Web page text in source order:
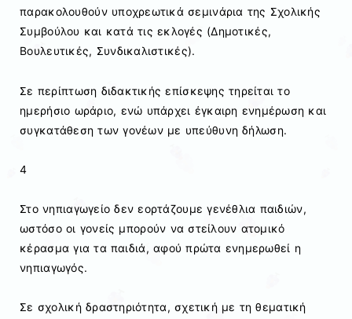
παρακολουθούν υποχρεωτικά σεμινάρια της Σχολικής
Συμβούλου και κατά τις εκλογές (Δημοτικές,
Βουλευτικές, Συνδικαλιστικές).
Σε περίπτωση διδακτικής επίσκεψης τηρείται το
ημερήσιο ωράριο, ενώ υπάρχει έγκαιρη ενημέρωση και
συγκατάθεση των γονέων με υπεύθυνη δήλωση.
4
Στο νηπιαγωγείο δεν εορτάζουμε γενέθλια παιδιών,
ωστόσο οι γονείς μπορούν να στείλουν ατομικό
κέρασμα για τα παιδιά, αφού πρώτα ενημερωθεί η
νηπιαγωγός.
Σε σχολική δραστηριότητα, σχετική με τη θεματική